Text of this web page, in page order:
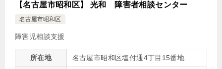
【名古屋市昭和区】 光和 障害者相談センター
名古屋市昭和区
障害児相談支援
所在地 名古屋市昭和区塩付通4丁目15番地